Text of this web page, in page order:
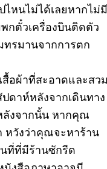
หนไม่ได้เลยหากไม่มี
กตั๋วเครื่องบินติดตัว
ทรมานจากการตก
อผ้าที่สะอาดและสว
ดาห์หลังจากเดินทาง
ลังจากนั้น หากคุณ
หวังว่าคุณจะหาร้าน
ที่ที่มีร้านซักรีด